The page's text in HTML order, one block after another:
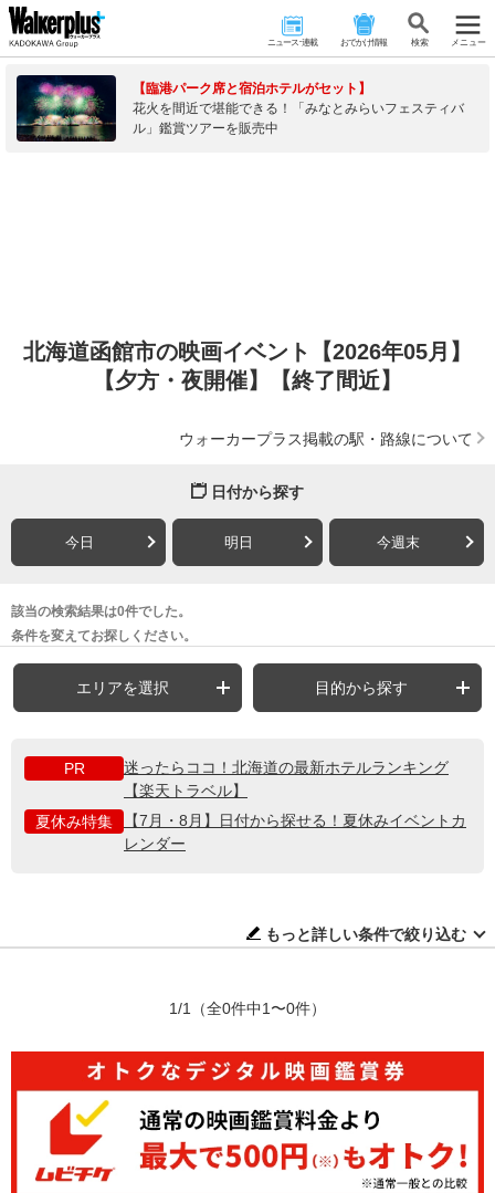
ニュース･連載 おでかけ情報 検 索 メニュー
【臨港パーク席と宿泊ホテルがセット】
花火を間近で堪能できる！「みなとみらいフェスティバ
ル」鑑賞ツアーを販売中
北海道函館市の映画イベント【2026年05月】
【夕方・夜開催】【終了間近】
ウォーカープラス掲載の駅・路線について
日付から探す
今日 明日 今週末
該当の検索結果は0件でした。
条件を変えてお探しください。
エリアを選択 目的から探す
PR
迷ったらココ！北海道の最新ホテルランキング
【楽天トラベル】
夏休み特集
【7月・8月】日付から探せる！夏休みイベントカ
レンダー
もっと詳しい条件で絞り込む
1/1 （全0件中1〜0件）